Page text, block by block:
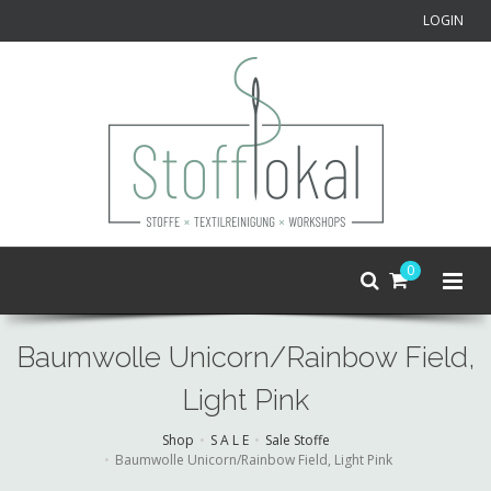
LOGIN
0
Baumwolle Unicorn/Rainbow Field,
Light Pink
Shop S A L E
Sale Stoffe
Baumwolle Unicorn/Rainbow Field, Light Pink